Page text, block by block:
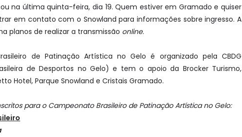
na última quinta-feira, dia 19. Quem estiver em Gramado e quiser
em contato com o Snowland para informações sobre ingresso. A
planos de realizar a transmissão online.
de Patinação Artística no Gelo é organizado pela CBDG
de Desportos no Gelo) e tem o apoio da Brocker Turismo,
Hotel, Parque Snowland e Cristais Gramado.
para o Campeonato Brasileiro de Patinação Artística no Gelo: